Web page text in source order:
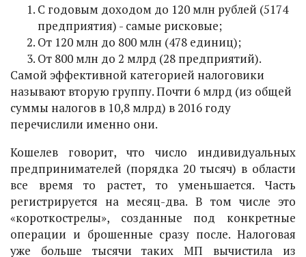
С годовым доходом до 120 млн рублей (5174
предприятия) - самые рисковые;
От 120 млн до 800 млн (478 единиц);
От 800 млн до 2 млрд (28 предприятий).
Самой эффективной категорией налоговики
называют вторую группу. Почти 6 млрд (из общей
суммы налогов в 10,8 млрд) в 2016 году
перечислили именно они.
Кошелев говорит, что число индивидуальных
предпринимателей (порядка 20 тысяч) в области
все время то растет, то уменьшается. Часть
регистрируется на месяц-два. В том числе это
«короткострелы», созданные под конкретные
операции и брошенные сразу после. Налоговая
уже больше тысячи таких МП вычистила из